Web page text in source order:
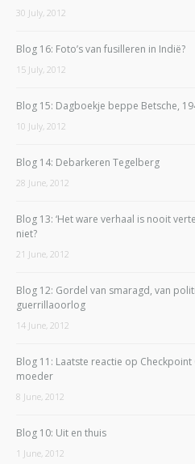
30 July, 2012
Blog 16: Foto’s van fusilleren in Indië?
15 July, 2012
Blog 15: Dagboekje beppe Betsche,
10 July, 2012
Blog 14: Debarkeren Tegelberg
28 June, 2012
Blog 13: ‘Het ware verhaal is nooit
niet?
21 June, 2012
Blog 12: Gordel van smaragd, van
guerrillaoorlog
14 June, 2012
Blog 11: Laatste reactie op
moeder
8 June, 2012
Blog 10: Uit en thuis
1 June, 2012